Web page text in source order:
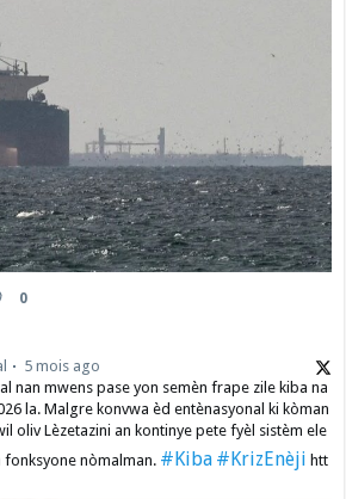
0
5 mois ago
nan mwens pase yon semèn frape zile kiba na
la. Malgre konvwa èd entènasyonal ki kòman
oliv Lèzetazini an kontinye pete fyèl sistèm ele
fonksyone nòmalman. #Kiba #KrizEnèji htt